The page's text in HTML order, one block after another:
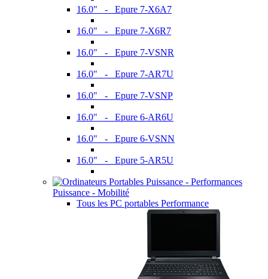
16.0" - Epure 7-X6A7
16.0" - Epure 7-X6R7
16.0" - Epure 7-VSNR
16.0" - Epure 7-AR7U
16.0" - Epure 7-VSNP
16.0" - Epure 6-AR6U
16.0" - Epure 6-VSNN
16.0" - Epure 5-AR5U
Puissance - Mobilité
Tous les PC portables Performance